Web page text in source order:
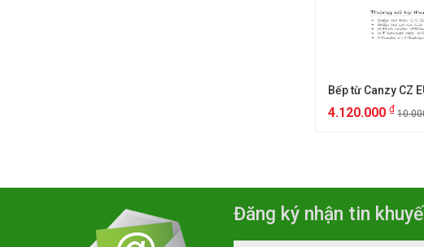
Bếp từ Canzy CZ
4.120.000 ₫
Đăng ký nhận tin